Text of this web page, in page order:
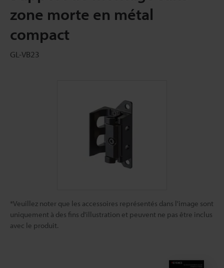
zone morte en métal
compact
GL-VB23
*Veuillez noter que les accessoires représentés dans l'image sont
uniquement à des fins d'illustration et peuvent ne pas être inclus
avec le produit.